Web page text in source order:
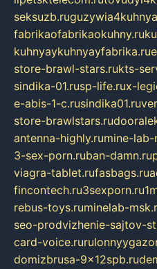
seksuzb.ru
fabrikaofabrikaokuhny.ru
kuhnyaykuhnyayfabrika.ru
store-brawl-stars.rukts-
sindika-01.rusp-life.rux-
e-abis-1-c.rusindika01.ru
store-brawlstars.ru
antenna-highly.rumine-lab-
3-sex-porn.ruban-damn.ru
viagra-tablet.rufasbags.ru
fincontech.ru3sexporn.ru
rebus-toys.ruminelab-
seo-prodvizhenie-sajtov-
card-voice.ru
domizbrusa-9x12spb.ru